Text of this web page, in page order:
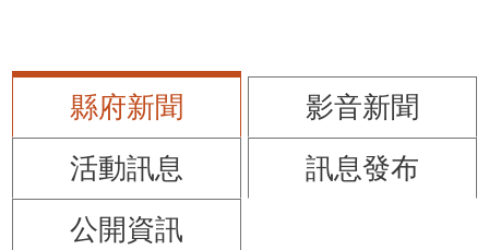
縣府新聞
影音新聞
活動訊息
訊息發布
公開資訊